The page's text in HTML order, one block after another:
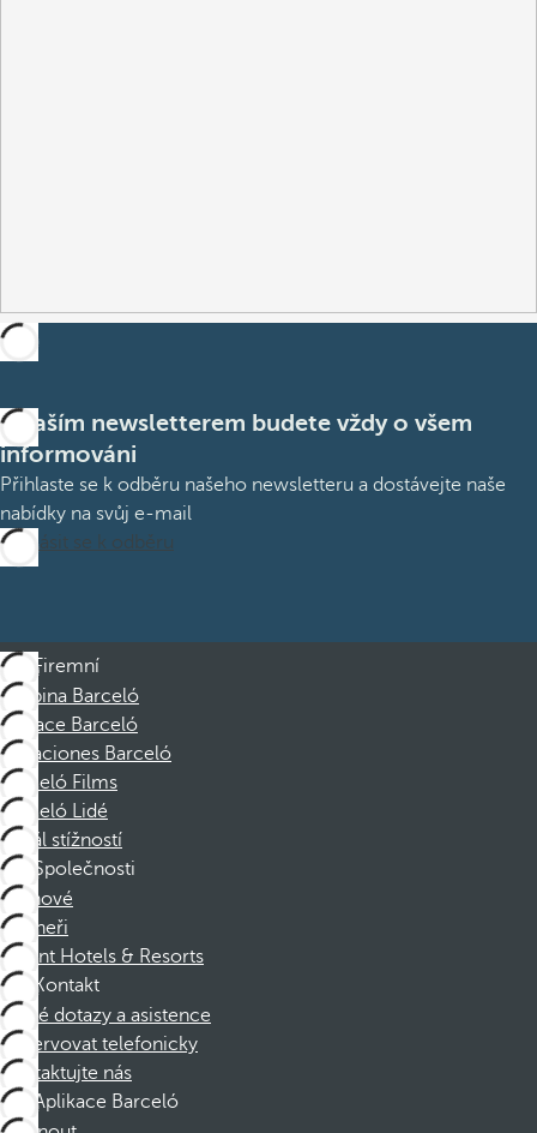
S naším newsletterem budete vždy o všem
informováni
Přihlaste se k odběru našeho newsletteru a dostávejte naše
nabídky na svůj e-mail
Přihlásit se k odběru
Firemní
Skupina Barceló
Nadace Barceló
Vacaciones Barceló
Barceló Films
Barceló Lidé
Kanál stížností
Společnosti
Členové
Partneři
Dorint Hotels & Resorts
Kontakt
Časté dotazy a asistence
Rezervovat telefonicky
Kontaktujte nás
Aplikace Barceló